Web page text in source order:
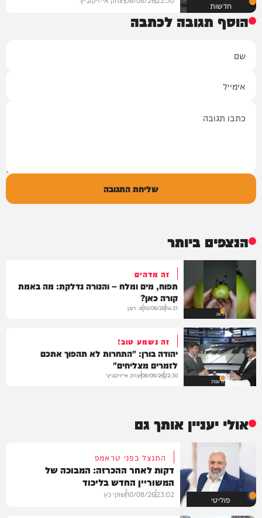
חדשות
הוסף תגובה לכתבה
שליחת התגובה
הנצפים ביותר
וידאו
זה מדהים
תפוח, מים ומלח – והנורה נדלקת: מה באמת
קורה כאן?
14:21
10/08/26מ. רובן
חדשות
זה נשמע טוב!
יהודה בורן: "התחרות לא תהפוך אתכם
לזמרים מצליחים"
22:30
08/08/26יצחק אייזיקוביץ'
אולי יעניין אותך גם
פוליטי
התנצל בפני טראמפ
דקות לאחר ההכרזה: המבוכה של
המשוריין החדש בליכוד
23:02
10/08/26שוקי כץ